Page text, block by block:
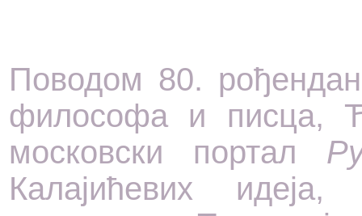
Поводом 80.
философа и писца,
московски портал
Калајићевих